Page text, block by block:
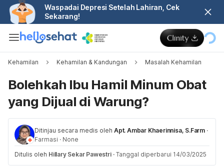
Waspadai Depresi Setelah Lahiran, Cek
Sekarang!
Kehamilan Kehamilan & Kandungan Masalah Kehamilan
Bolehkah Ibu Hamil Minum Obat
yang Dijual di Warung?
Ditinjau secara medis oleh Apt. Ambar Khaerinnisa, S.Farm ·
Farmasi · None
Ditulis oleh Hillary Sekar Pawestri · Tanggal diperbarui 14/03/2025